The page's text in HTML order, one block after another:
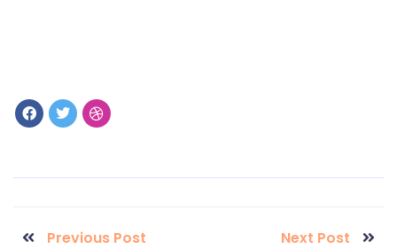
Previous Post Next Post